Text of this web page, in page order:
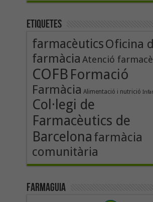
Etiquetes
farmacèuticsOficina
farmàcia Atenció
COFB Formació
Farmàcia Alimentació i nutrició
Col·legi de
Farmacèutics de
Barcelona farmàcia
comunitària
Farmaguia